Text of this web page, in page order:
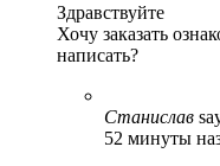
Здравствуйте
Хочу заказать
написать?
Станислав
52 минуты